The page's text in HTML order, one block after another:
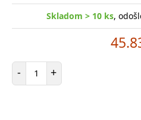
Skladom > 10 ks,
- Počet položiek
+